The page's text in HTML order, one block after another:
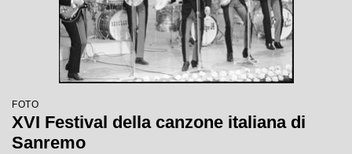
FOTO
XVI Festival della canzone italiana di
Sanremo